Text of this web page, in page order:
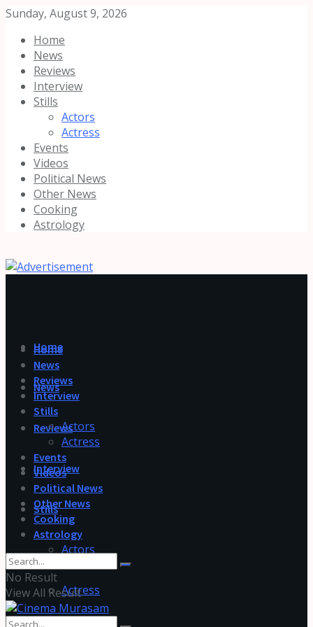
Sunday, August 9, 2026
Home
News
Reviews
Interview
Stills
Actors
Actress
Events
Videos
Political News
Other News
Cooking
Astrology
Home
News
Reviews
Interview
Stills
Actors
Actress
Home
News
Reviews
Interview
Stills
Actors
Actress
Events
Videos
Political News
Other News
Cooking
Astrology
No Result
View All Result